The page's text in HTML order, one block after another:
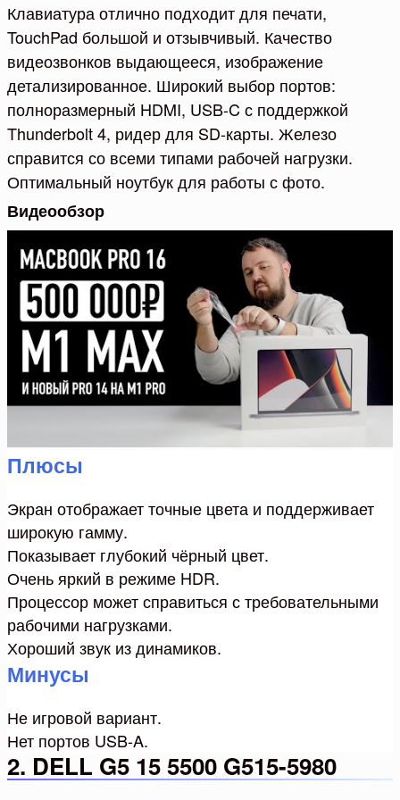
Клавиатура отлично подходит для печати,
TouchPad большой и отзывчивый. Качество
видеозвонков выдающееся, изображение
детализированное. Широкий выбор портов:
полноразмерный HDMI, USB-C с поддержкой
Thunderbolt 4, ридер для SD-карты. Железо
справится со всеми типами рабочей нагрузки.
Оптимальный ноутбук для работы с фото.
Видеообзор
Плюсы
Экран отображает точные цвета и поддерживает
широкую гамму.
Показывает глубокий чёрный цвет.
Очень яркий в режиме HDR.
Процессор может справиться с требовательными
рабочими нагрузками.
Хороший звук из динамиков.
Минусы
Не игровой вариант.
Нет портов USB-A.
2. DELL G5 15 5500 G515-5980